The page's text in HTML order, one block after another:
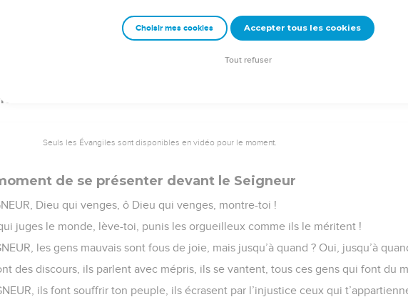
biblique française – Bibli’O, 2000, avec autorisation. Pour vous procurer une Bible imprimée, rendez-
Seuls les Évangiles sont disponibles en vidéo pour le moment.
de se présenter devant le Seigneur
Dieu qui venges, ô Dieu qui venges, montre-toi !
juges le monde, lève-toi, punis les orgueilleux comme ils le méritent !
les gens mauvais sont fous de joie, mais jusqu’à quand ? Oui, jusqu’à
des discours, ils parlent avec mépris, ils se vantent, tous ces gens qui font du
ils font souffrir ton peuple, ils écrasent par l’injustice ceux qui
Choisir mes cookies Accepter tous les cookies
Tout refuser